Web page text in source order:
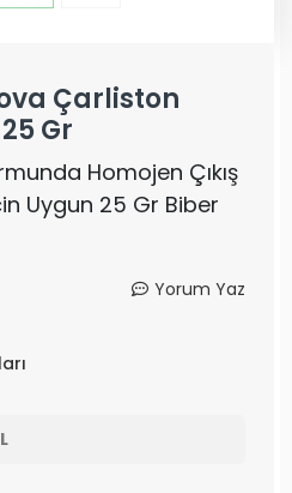
Çarliston
Gr
Homojen Çıkış
Uygun 25 Gr Biber
Yorum Yaz